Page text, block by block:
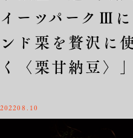
JP
イーツパークⅢ
ンド栗を贅沢に
く〈栗甘納豆〉
202208.10